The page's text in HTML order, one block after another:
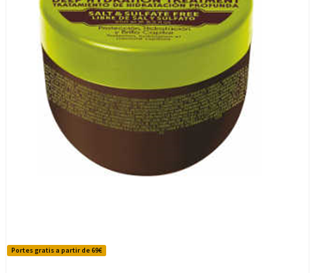
Portes gratis a partir de 69€